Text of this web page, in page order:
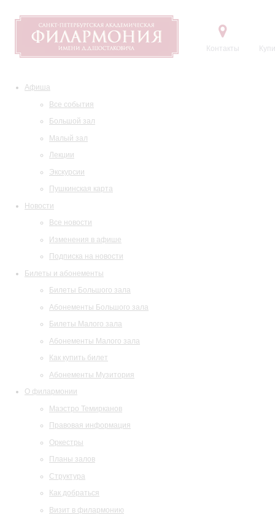
Контакты
Афиша
Все события
Большой зал
Малый зал
Лекции
Экскурсии
Пушкинская карта
Новости
Все новости
Изменения в афише
Подписка на новости
Билеты и абонементы
Билеты Большого зала
Абонементы Большого зала
Билеты Малого зала
Абонементы Малого зала
Как купить билет
Абонементы Музитория
О филармонии
Маэстро Темирканов
Правовая информация
Оркестры
Планы залов
Структура
Как добраться
Визит в филармонию